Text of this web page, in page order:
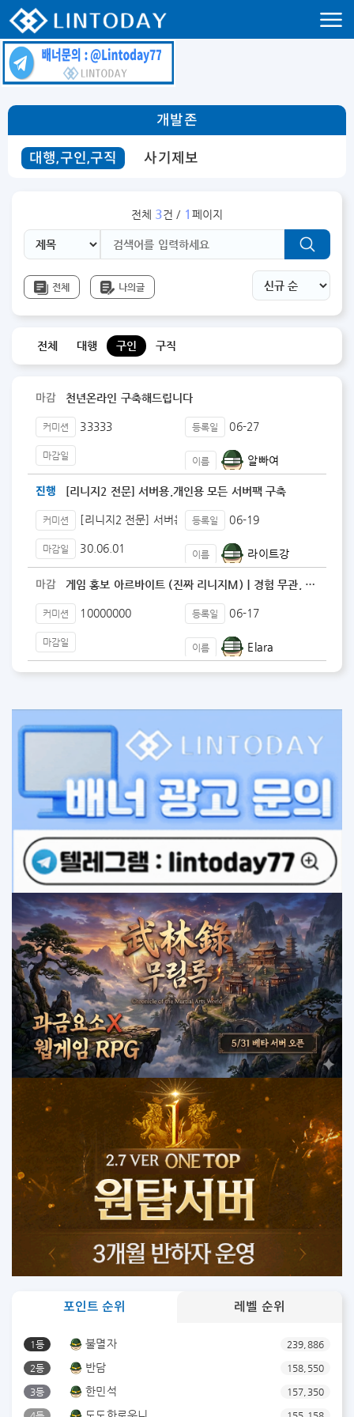
리니지 프리서버 홍보 및 프리서버 홍보 커뮤니티 사이트 린투데이 입니다.
개발존
대행,구인,구직 사기제보
전체 3건 / 1 페이지
전체 나의글
전체 대행 구인 구직
마감 천년온라인 구축해드립니다
커미션 33333 등록일 06-27
마감일 이름 알빠여
진행 [리니지2 전문] 서버용,개인용 모든 서버팩 구축
커미션 [리니지2 전문] 서버용,개인용 모든 서버팩 구축
등록일 06-19
마감일 30.06.01 이름 라이트강
마감 게임 홍보 아르바이트 (진짜 리니지M)｜경험 무관, 온…
커미션 10000000 등록일 06-17
마감일 이름 Elara
포인트 순위 레벨 순위
1등 불멸자 239,886
2등 반담 158,550
3등 한민석 157,350
도도한로우니